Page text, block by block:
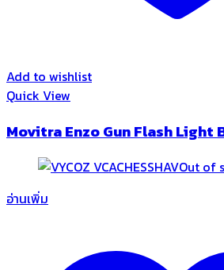
Add to wishlist
Quick View
Movitra Enzo Gun Flash Light
Out of
อ่านเพิ่ม